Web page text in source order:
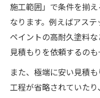
施工範囲」で条件を揃
なります。例えばアス
ペイントの高耐久塗料
見積もりを依頼するのも
また、極端に安い見積
工程が省略されていた